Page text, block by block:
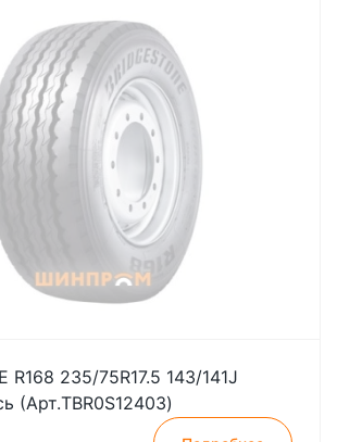
R168 235/75R17.5 143/141J
(Арт.TBR0S12403)